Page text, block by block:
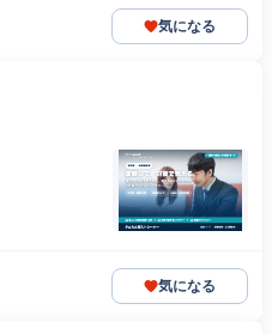
気になる
気になる